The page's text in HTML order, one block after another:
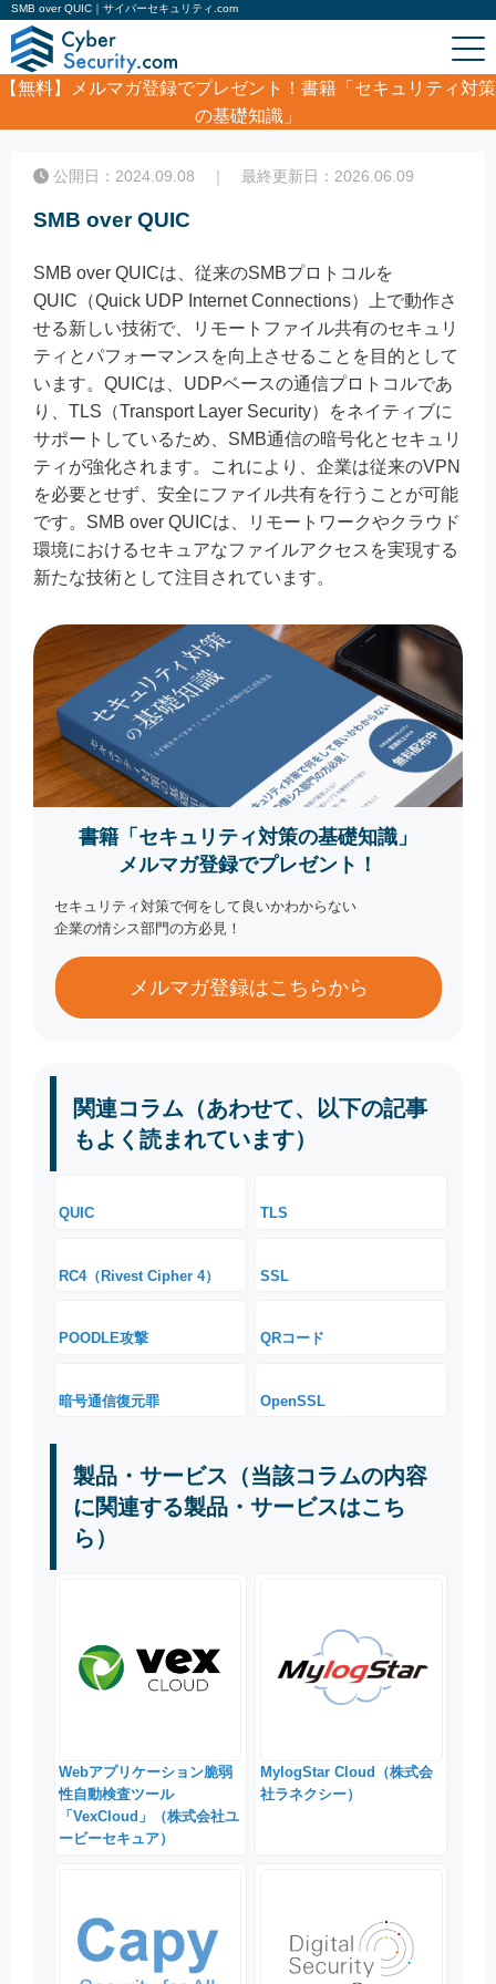
SMB over QUIC｜サイバーセキュリティ.com
【無料】
メルマガ登録でプレゼント！書籍「セキュリティ対策
の基礎知識」
SMB over QUIC
公開日：2024.09.08 ｜ 最終更新日：2026.06.09
SMB over QUIC
SMB over QUICは、従来のSMBプロトコルを
QUIC（Quick UDP Internet Connections）上で動作さ
せる新しい技術で、リモートファイル共有のセキュリ
ティとパフォーマンスを向上させることを目的として
います。QUICは、UDPベースの通信プロトコルであ
り、TLS（Transport Layer Security）をネイティブに
サポートしているため、SMB通信の暗号化とセキュリ
ティが強化されます。これにより、企業は従来のVPN
を必要とせず、安全にファイル共有を行うことが可能
です。SMB over QUICは、リモートワークやクラウド
環境におけるセキュアなファイルアクセスを実現する
新たな技術として注目されています。
書籍「セキュリティ対策の基礎知識」
メルマガ登録でプレゼント！
セキュリティ対策で何をして良いかわからない
企業の情シス部門の方必見！
メルマガ登録はこちらから
関連コラム（あわせて、以下の記事
もよく読まれています）
QUIC TLS
RC4（Rivest Cipher 4） SSL
POODLE攻撃 QRコード
暗号通信復元罪 OpenSSL
製品・サービス（当該コラムの内容
に関連する製品・サービスはこち
ら）
Webアプリケーション脆弱
性自動検査ツール
「VexCloud」（株式会社ユ
ービーセキュア）
MylogStar Cloud（株式会
社ラネクシー）